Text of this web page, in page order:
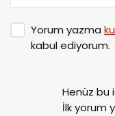
Yorum yazma
kabul ediyorum.
Henüz bu
İlk yorum